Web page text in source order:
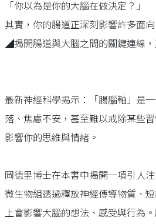
「你以為是你的大腦在做決定？」
其實，你的腸道正深刻影響許多面向
◢揭開腸道與大腦之間的關鍵連線
最新神經科學揭示：「腸腦軸」是
落、焦慮不安，甚至難以戒除某些
影響你的思維與情緒。
岡德里博士在本書中揭開一項引人
微生物組透過釋放神經傳導物質、
上會影響大腦的想法、感受與行為